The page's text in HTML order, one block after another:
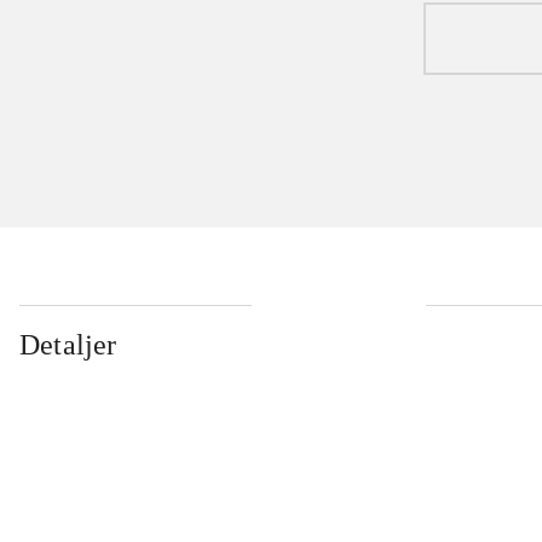
Detaljer